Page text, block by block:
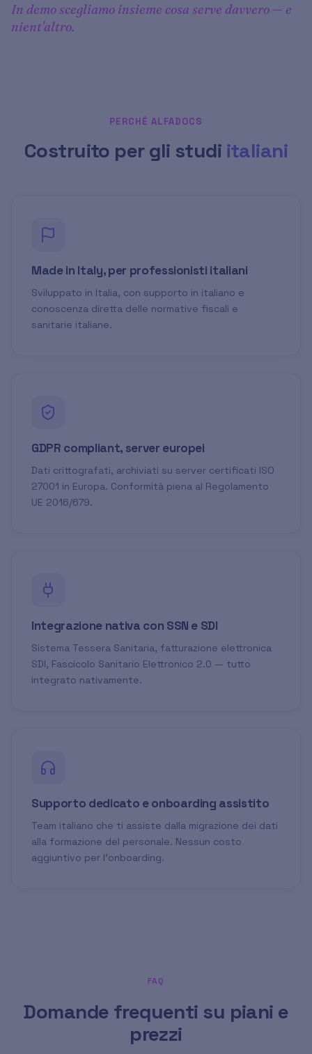
In demo scegliamo insieme cosa serve davvero — e
nient'altro.
PERCHÉ ALFADOCS
Costruito per gli studi italiani
Made in Italy, per professionisti italiani
Sviluppato in Italia, con supporto in italiano e
conoscenza diretta delle normative fiscali e
sanitarie italiane.
GDPR compliant, server europei
Dati crittografati, archiviati su server certificati ISO
27001 in Europa. Conformità piena al Regolamento
UE 2016/679.
Integrazione nativa con SSN e SDI
Sistema Tessera Sanitaria, fatturazione elettronica
SDI, Fascicolo Sanitario Elettronico 2.0 — tutto
integrato nativamente.
Supporto dedicato e onboarding assistito
Team italiano che ti assiste dalla migrazione dei dati
alla formazione del personale. Nessun costo
aggiuntivo per l'onboarding.
FAQ
Domande frequenti su piani e
prezzi